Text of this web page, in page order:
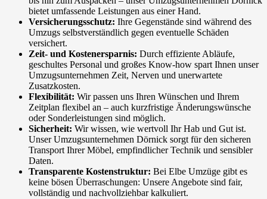
bietet umfassende Leistungen aus einer Hand.
Versicherungsschutz: Ihre Gegenstände sind während des
Umzugs selbstverständlich gegen eventuelle Schäden
versichert.
Zeit- und Kostenersparnis: Durch effiziente Abläufe,
geschultes Personal und großes Know-how spart Ihnen unser
Umzugsunternehmen Zeit, Nerven und unerwartete
Zusatzkosten.
Flexibilität: Wir passen uns Ihren Wünschen und Ihrem
Zeitplan flexibel an – auch kurzfristige Änderungswünsche
oder Sonderleistungen sind möglich.
Sicherheit: Wir wissen, wie wertvoll Ihr Hab und Gut ist.
Unser Umzugsunternehmen Dörnick sorgt für den sicheren
Transport Ihrer Möbel, empfindlicher Technik und sensibler
Daten.
Transparente Kostenstruktur: Bei Elbe Umzüge gibt es
keine bösen Überraschungen: Unsere Angebote sind fair,
vollständig und nachvollziehbar kalkuliert.